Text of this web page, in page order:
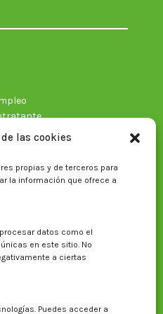
las cookies
propias y de terceros para
la información que ofrece a
datos como el
en este sitio. No
a ciertas
Puedes acceder a
new new new new new new
del CITA